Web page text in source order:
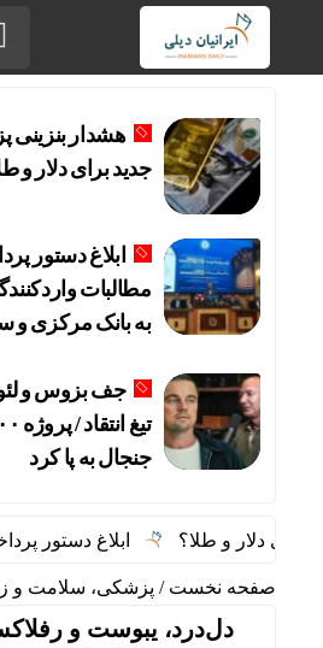
هشدار بنزینی
جدید برای دلار و
مطالبات
به بانک مرکزی و
جف بزوس و
جنجال به پا کرد
و طلا؟ ابلاغ دستور پرداخت ۵۰ درصد مطالبات واردکنندگان کالاهای اساسی به بانک مرکزی و سازمان بودجه
صفحه نخست / پزشکی، سلامت و
دل‌درد، یبوست و